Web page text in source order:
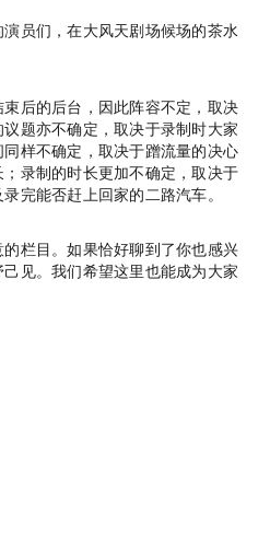
员们，在大风天剧场候场的茶水
后的后台，因此阵容不定，取决
题亦不确定，取决于录制时大家
样不确定，取决于蹭流量的决心
录制的时长更加不确定，取决于
完能否赶上回家的二路汽车。
栏目。如果恰好聊到了你也感兴
见。我们希望这里也能成为大家